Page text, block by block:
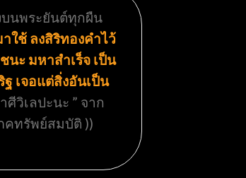
นพระยันต์ทุกผืน
ใช้ ลงสิริทองคำไว้
นะ มหาสำเร็จ เป็น
เจอแต่สิ่งอันเป็น
วิเลปะนะ ” จาก
คทรัพย์สมบัติ ))